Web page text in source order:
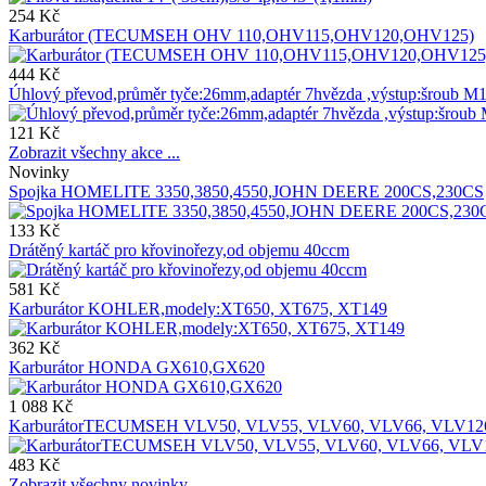
254 Kč
Karburátor (TECUMSEH OHV 110,OHV115,OHV120,OHV125)
444 Kč
Úhlový převod,průměr tyče:26mm,adaptér 7hvězda ,výstup:šroub
121 Kč
Zobrazit všechny akce ...
Novinky
Spojka HOMELITE 3350,3850,4550,JOHN DEERE 200CS,230CS
133 Kč
Drátěný kartáč pro křovinořezy,od objemu 40ccm
581 Kč
Karburátor KOHLER,modely:XT650, XT675, XT149
362 Kč
Karburátor HONDA GX610,GX620
1 088 Kč
KarburátorTECUMSEH VLV50, VLV55, VLV60, VLV66,
483 Kč